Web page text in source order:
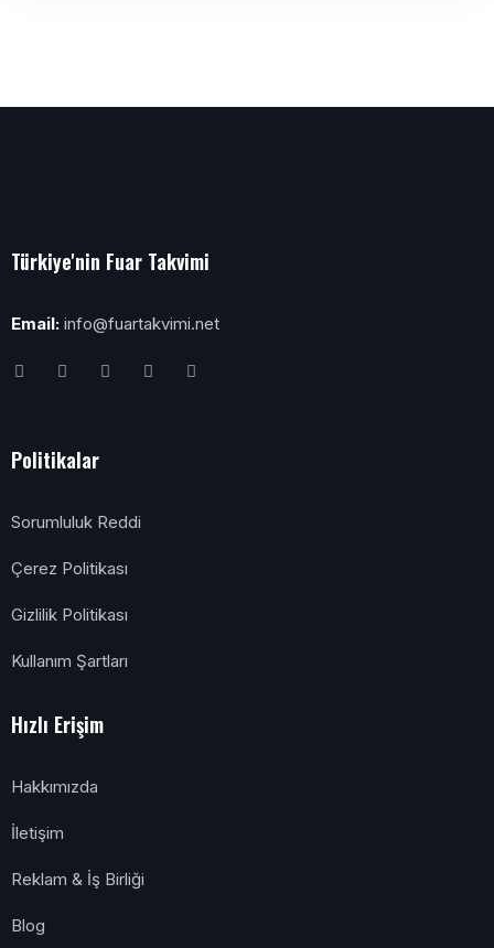
Türkiye'nin Fuar Takvimi
Email: info@fuartakvimi.net
Politikalar
Sorumluluk Reddi
Çerez Politikası
Gizlilik Politikası
Kullanım Şartları
Hızlı Erişim
Hakkımızda
İletişim
Reklam & İş Birliği
Blog